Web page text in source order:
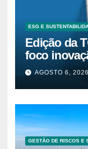
ESG E
Edição da
foco
AGOSTO 6, 2026
GESTÃO DE RISCOS E